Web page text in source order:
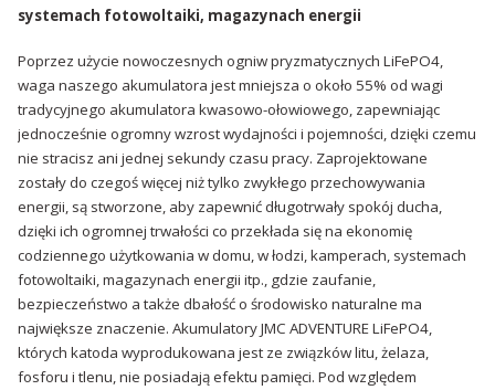
systemach fotowoltaiki, magazynach energii
Poprzez użycie nowoczesnych ogniw pryzmatycznych LiFePO4,
waga naszego akumulatora jest mniejsza o około 55% od wagi
tradycyjnego akumulatora kwasowo-ołowiowego, zapewniając
jednocześnie ogromny wzrost wydajności i pojemności, dzięki czemu
nie stracisz ani jednej sekundy czasu pracy. Zaprojektowane
zostały do czegoś więcej niż tylko zwykłego przechowywania
energii, są stworzone, aby zapewnić długotrwały spokój ducha,
dzięki ich ogromnej trwałości co przekłada się na ekonomię
codziennego użytkowania w domu, w łodzi, kamperach, systemach
fotowoltaiki, magazynach energii itp., gdzie zaufanie,
bezpieczeństwo a także dbałość o środowisko naturalne ma
największe znaczenie. Akumulatory JMC ADVENTURE LiFePO4,
których katoda wyprodukowana jest ze związków litu, żelaza,
fosforu i tlenu, nie posiadają efektu pamięci. Pod względem